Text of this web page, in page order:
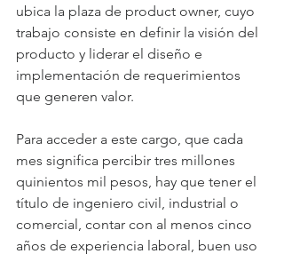
ubica la plaza de product owner, cuyo
trabajo consiste en definir la visión del
producto y liderar el diseño e
implementación de requerimientos
que generen valor.
Para acceder a este cargo, que cada
mes significa percibir tres millones
quinientos mil pesos, hay que tener el
título de ingeniero civil, industrial o
comercial, contar con al menos cinco
años de experiencia laboral, buen uso